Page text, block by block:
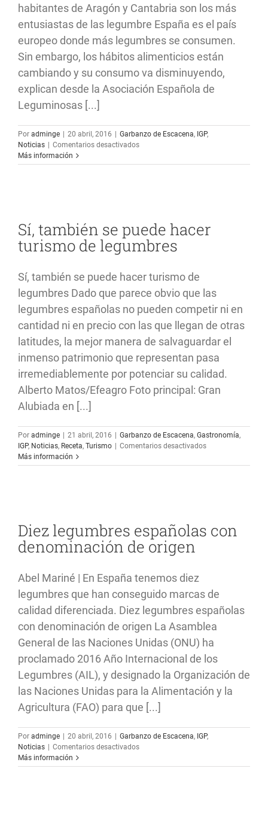
habitantes de Aragón y Cantabria son los más
entusiastas de las legumbre España es el país
europeo donde más legumbres se consumen.
Sin embargo, los hábitos alimenticios están
cambiando y su consumo va disminuyendo,
explican desde la Asociación Española de
Leguminosas [...]
Por adminge 20 abril, 2016 Garbanzo de Escacena, IGP,
Noticias
Comentarios desactivadosen
es
legumbres
se
consumen
Más información
Sí, también se puede hacer
turismo de legumbres
Sí, también se puede hacer turismo de
legumbres Dado que parece obvio que las
legumbres españolas no pueden competir ni en
cantidad ni en precio con las que llegan de otras
latitudes, la mejor manera de salvaguardar el
inmenso patrimonio que representan pasa
irremediablemente por potenciar su calidad.
Alberto Matos/Efeagro Foto principal: Gran
Alubiada en [...]
Por adminge 21 abril, 2016 Garbanzo de Escacena, Gastronomía,
IGP, Noticias, Receta, Turismo Comentarios desactivadosen
también
legumbres
Más información
Diez legumbres españolas con
denominación de origen
Abel Mariné | En España tenemos diez
legumbres que han conseguido marcas de
calidad diferenciada. Diez legumbres españolas
con denominación de origen La Asamblea
General de las Naciones Unidas (ONU) ha
proclamado 2016 Año Internacional de los
Legumbres (AIL), y designado la Organización de
las Naciones Unidas para la Alimentación y la
Agricultura (FAO) para que [...]
Por adminge 20 abril, 2016 Garbanzo de Escacena, IGP,
Noticias
Comentarios desactivadosen
legumbres
Más información